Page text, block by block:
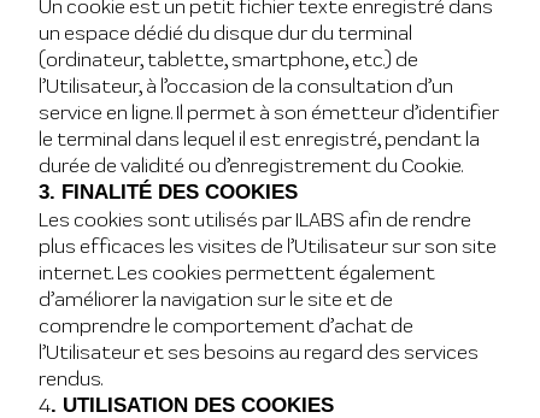
Un cookie est un petit fichier texte enregistré dans
un espace dédié du disque dur du terminal
(ordinateur, tablette, smartphone, etc.) de
l’Utilisateur, à l’occasion de la consultation d’un
service en ligne. Il permet à son émetteur d’identifier
le terminal dans lequel il est enregistré, pendant la
durée de validité ou d’enregistrement du Cookie.
3. FINALITÉ DES COOKIES
Les cookies sont utilisés par ILABS afin de rendre
plus efficaces les visites de l’Utilisateur sur son site
internet. Les cookies permettent également
d’améliorer la navigation sur le site et de
comprendre le comportement d’achat de
l’Utilisateur et ses besoins au regard des services
rendus.
4. UTILISATION DES COOKIES